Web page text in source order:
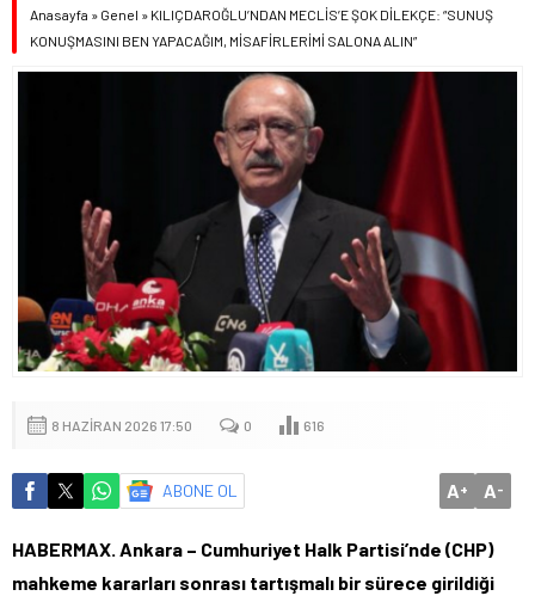
Anasayfa » Genel » KILIÇDAROĞLU’NDAN MECLİS’E ŞOK DİLEKÇE: “SUNUŞ
KONUŞMASINI BEN YAPACAĞIM, MİSAFİRLERİMİ SALONA ALIN”
8 HAZIRAN 2026 17:50 0 616
ABONE OL A+ A-
HABERMAX. Ankara – Cumhuriyet Halk Partisi’nde (CHP)
mahkeme kararları sonrası tartışmalı bir sürece girildiği